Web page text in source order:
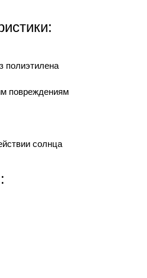
полиэтилена
повреждениям
солнца